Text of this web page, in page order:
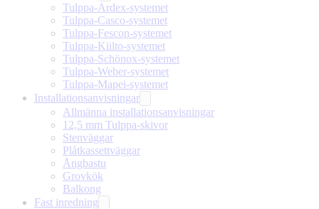
Tulppa-Ardex-systemet
Tulppa-Casco-systemet
Tulppa-Fescon-systemet
Tulppa-Kiilto-systemet
Tulppa-Schönox-systemet
Tulppa-Weber-systemet
Tulppa-Mapei-systemet
Installationsanvisningar
Allmänna installationsanvisningar
12,5 mm Tulppa-skivor
Stenväggar
Plåtkassettväggar
Ångbastu
Grovkök
Balkong
Fast inredning